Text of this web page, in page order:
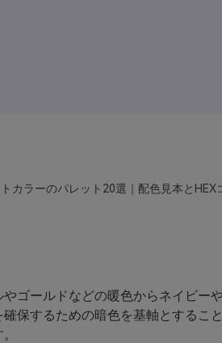
カラーのパレット20選｜配色見本とHEX
ゴールドなどの暖色からネイビー
保するための暗色を基軸とすること